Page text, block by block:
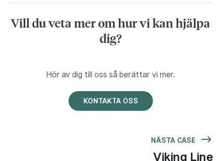
Vill du veta mer om hur vi kan hjälpa
dig?
Hör av dig till oss så berättar vi mer.
KONTAKTA OSS
NÄSTA CASE
Viking Line